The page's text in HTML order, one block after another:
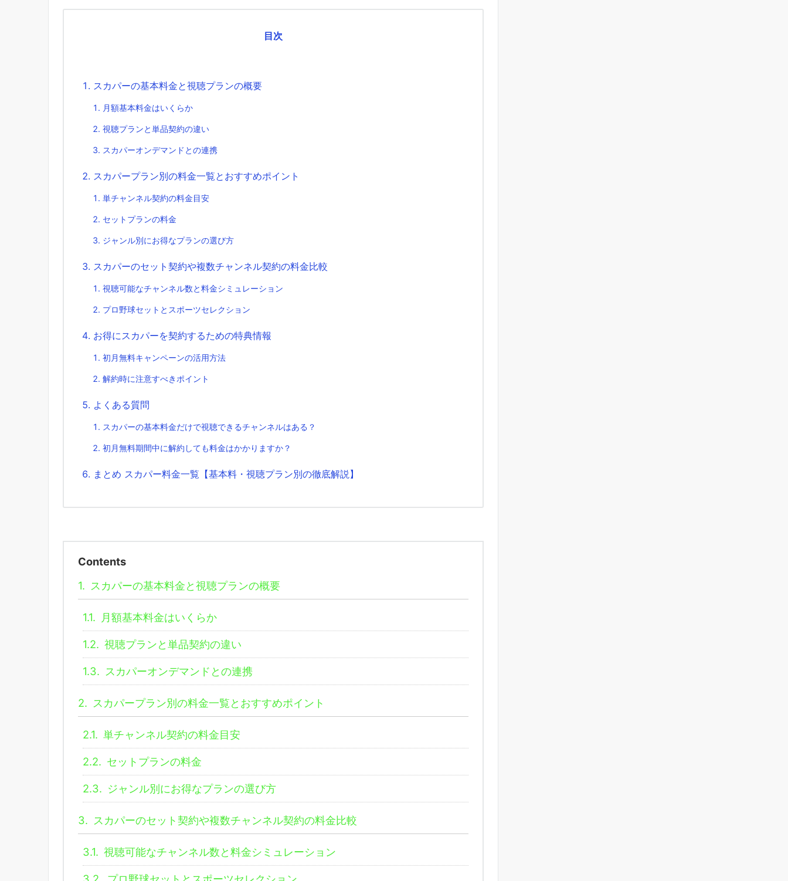
目次
スカパーの基本料金と視聴プランの概要
月額基本料金はいくらか
視聴プランと単品契約の違い
スカパーオンデマンドとの連携
スカパープラン別の料金一覧とおすすめポイント
単チャンネル契約の料金目安
セットプランの料金
ジャンル別にお得なプランの選び方
スカパーのセット契約や複数チャンネル契約の料金比較
視聴可能なチャンネル数と料金シミュレーション
プロ野球セットとスポーツセレクション
お得にスカパーを契約するための特典情報
初月無料キャンペーンの活用方法
解約時に注意すべきポイント
よくある質問
スカパーの基本料金だけで視聴できるチャンネルはある？
初月無料期間中に解約しても料金はかかりますか？
まとめ スカパー料金一覧【基本料・視聴プラン別の徹底解説】
Contents
1. スカパーの基本料金と視聴プランの概要
1.1. 月額基本料金はいくらか
1.2. 視聴プランと単品契約の違い
1.3. スカパーオンデマンドとの連携
2. スカパープラン別の料金一覧とおすすめポイント
2.1. 単チャンネル契約の料金目安
2.2. セットプランの料金
2.3. ジャンル別にお得なプランの選び方
3. スカパーのセット契約や複数チャンネル契約の料金比較
3.1. 視聴可能なチャンネル数と料金シミュレーション